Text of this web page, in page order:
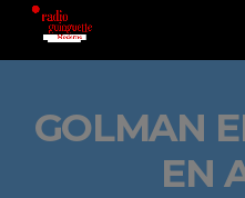
GOLMAN
EN